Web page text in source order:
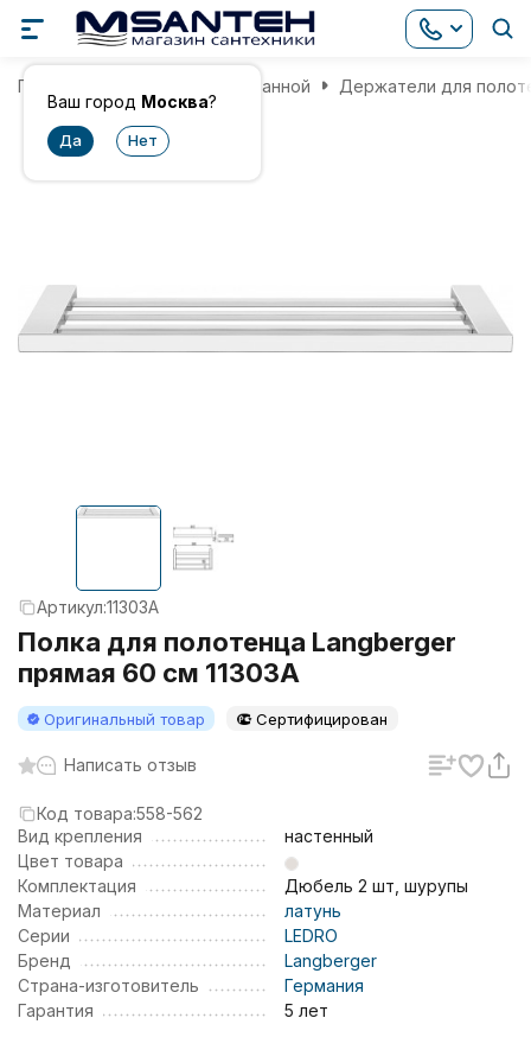
Ваш город Москва?
Главная Аксессуары для ванной Держатели для
Артикул:11303A
Полка для полотенца Langberger
прямая 60 см 11303A
Оригинальный товар Сертифицирован
Написать отзыв
Код товара:558-562
Вид крепления
настенный
Цвет товара
Комплектация
Дюбель 2 шт, шурупы
Материал
латунь
Серии
LEDRO
Бренд
Langberger
Страна-изготовитель
Германия
Гарантия
5 лет